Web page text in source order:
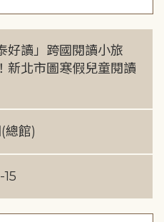
好讀」跨國閱讀小旅
新北市圖寒假兒童閱讀
總館)